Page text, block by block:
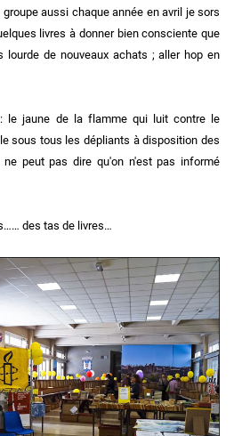
aussi chaque année en avril je sors
livres à donner bien consciente que
lourde de nouveaux achats ; aller hop en
le jaune de la flamme qui luit contre le
sous tous les dépliants à disposition des
ne peut pas dire qu'on n'est pas informé
des tas de livres…